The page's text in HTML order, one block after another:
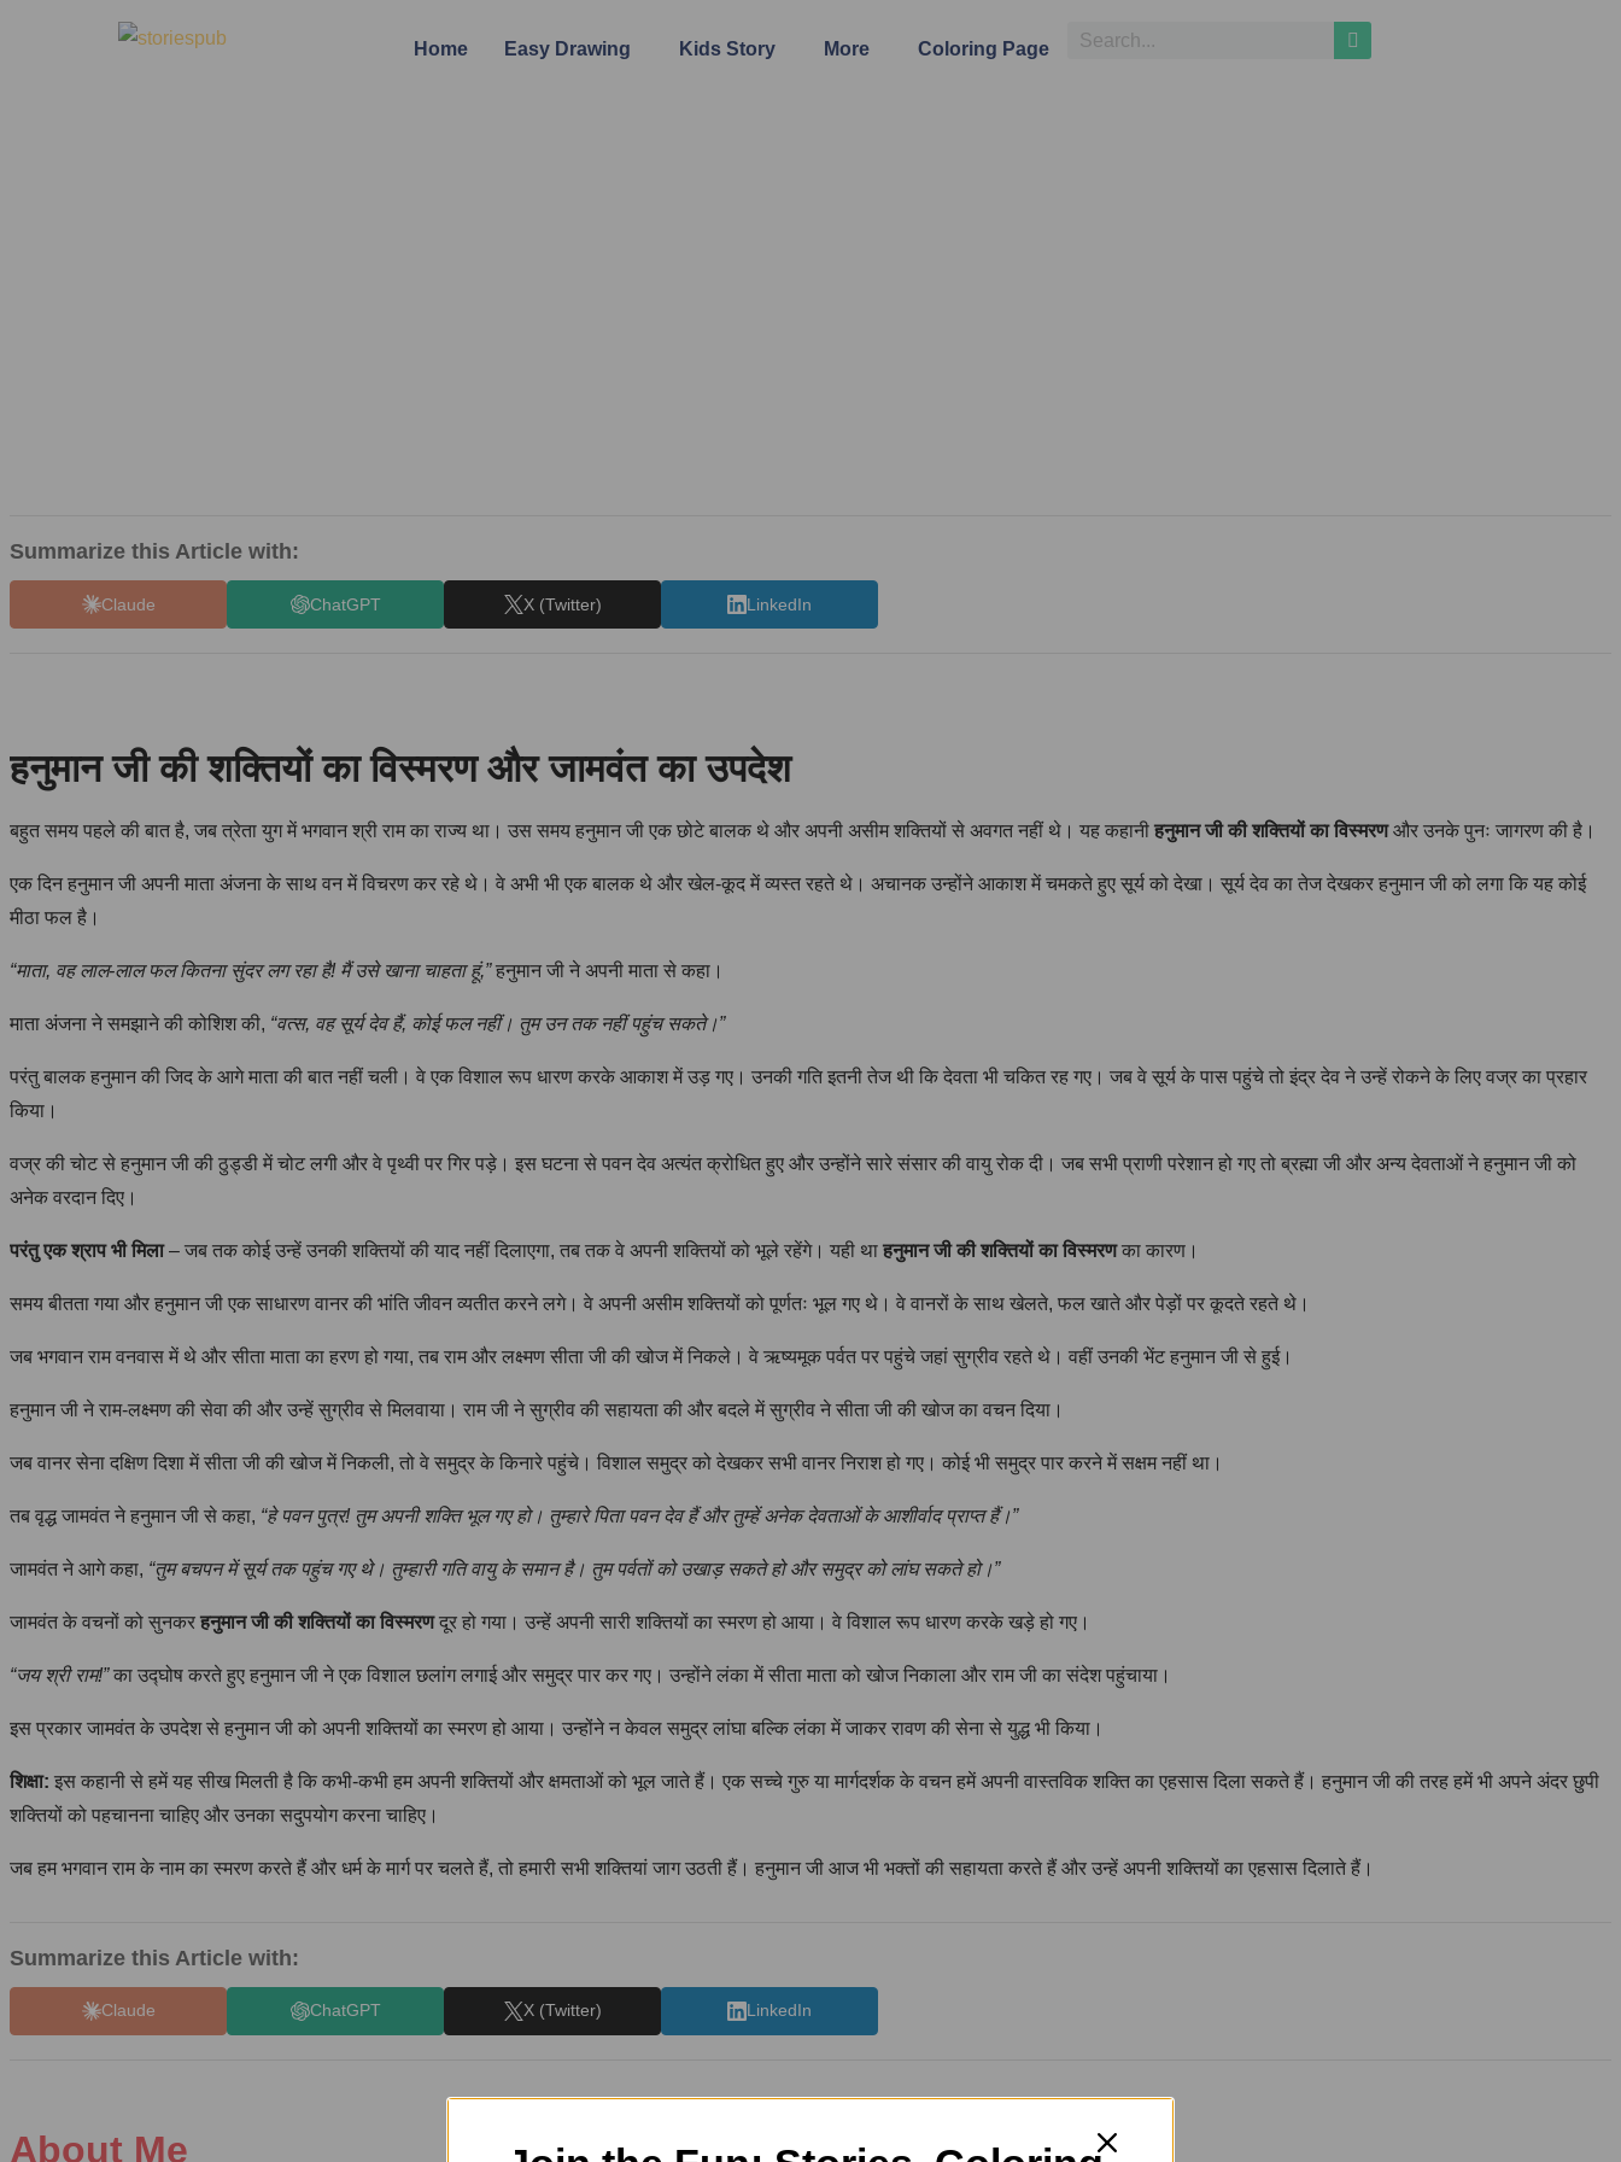
Home Easy Drawing Kids Story More Coloring Page
Summarize this Article with:
Claude ChatGPT X (Twitter) LinkedIn
हनुमान जी की शक्तियों का विस्मरण और जामवंत का उपदेश
बहुत समय पहले की बात है, जब त्रेता युग में भगवान श्री राम का राज्य था। उस समय हनुमान जी एक छोटे बालक थे और अपनी असीम शक्तियों से अवगत नहीं थे। यह कहानी हनुमान जी की शक्तियों का विस्मरणऔर उनके पुनः जागरण की है।
एक दिन हनुमान जी अपनी माता अंजना के साथ वन में विचरण कर रहे थे। वे अभी भी एक बालक थे और खेल-कूद में व्यस्त रहते थे। अचानक उन्होंने आकाश में चमकते हुए सूर्य को देखा। सूर्य देव का तेज देखकर हनुमान जी को लगा कि यह कोई
मीठा फल है।
“माता, वह लाल-लाल फल कितना सुंदर लग रहा है! मैं उसे खाना चाहता हूं,”हनुमान जी ने अपनी माता से कहा।
माता अंजना ने समझाने की कोशिश की, “वत्स, वह सूर्य देव हैं, कोई फल नहीं। तुम उन तक नहीं पहुंच सकते।”
परंतु बालक हनुमान की जिद के आगे माता की बात नहीं चली। वे एक विशाल रूप धारण करके आकाश में उड़ गए। उनकी गति इतनी तेज थी कि देवता भी चकित रह गए। जब वे सूर्य के पास पहुंचे तो इंद्र देव ने उन्हें रोकने के लिए वज्र का प्रहार
किया।
वज्र की चोट से हनुमान जी की ठुड्डी में चोट लगी और वे पृथ्वी पर गिर पड़े। इस घटना से पवन देव अत्यंत क्रोधित हुए और उन्होंने सारे संसार की वायु रोक दी। जब सभी प्राणी परेशान हो गए तो ब्रह्मा जी और अन्य देवताओं ने हनुमान जी को
अनेक वरदान दिए।
परंतु एक श्राप भी मिला– जब तक कोई उन्हें उनकी शक्तियों की याद नहीं दिलाएगा, तब तक वे अपनी शक्तियों को भूले रहेंगे। यही था हनुमान जी की शक्तियों का विस्मरणका कारण।
समय बीतता गया और हनुमान जी एक साधारण वानर की भांति जीवन व्यतीत करने लगे। वे अपनी असीम शक्तियों को पूर्णतः भूल गए थे। वे वानरों के साथ खेलते, फल खाते और पेड़ों पर कूदते रहते थे।
जब भगवान राम वनवास में थे और सीता माता का हरण हो गया, तब राम और लक्ष्मण सीता जी की खोज में निकले। वे ऋष्यमूक पर्वत पर पहुंचे जहां सुग्रीव रहते थे। वहीं उनकी भेंट हनुमान जी से हुई।
हनुमान जी ने राम-लक्ष्मण की सेवा की और उन्हें सुग्रीव से मिलवाया। राम जी ने सुग्रीव की सहायता की और बदले में सुग्रीव ने सीता जी की खोज का वचन दिया।
जब वानर सेना दक्षिण दिशा में सीता जी की खोज में निकली, तो वे समुद्र के किनारे पहुंचे। विशाल समुद्र को देखकर सभी वानर निराश हो गए। कोई भी समुद्र पार करने में सक्षम नहीं था।
तब वृद्ध जामवंत ने हनुमान जी से कहा, “हे पवन पुत्र! तुम अपनी शक्ति भूल गए हो। तुम्हारे पिता पवन देव हैं और तुम्हें अनेक देवताओं के आशीर्वाद प्राप्त हैं।”
जामवंत ने आगे कहा, “तुम बचपन में सूर्य तक पहुंच गए थे। तुम्हारी गति वायु के समान है। तुम पर्वतों को उखाड़ सकते हो और समुद्र को लांघ सकते हो।”
जामवंत के वचनों को सुनकर हनुमान जी की शक्तियों का विस्मरणदूर हो गया। उन्हें अपनी सारी शक्तियों का स्मरण हो आया। वे विशाल रूप धारण करके खड़े हो गए।
“जय श्री राम!”का उद्घोष करते हुए हनुमान जी ने एक विशाल छलांग लगाई और समुद्र पार कर गए। उन्होंने लंका में सीता माता को खोज निकाला और राम जी का संदेश पहुंचाया।
इस प्रकार जामवंत के उपदेश से हनुमान जी को अपनी शक्तियों का स्मरण हो आया। उन्होंने न केवल समुद्र लांघा बल्कि लंका में जाकर रावण की सेना से युद्ध भी किया।
शिक्षा: इस कहानी से हमें यह सीख मिलती है कि कभी-कभी हम अपनी शक्तियों और क्षमताओं को भूल जाते हैं। एक सच्चे गुरु या मार्गदर्शक के वचन हमें अपनी वास्तविक शक्ति का एहसास दिला सकते हैं। हनुमान जी की तरह हमें भी अपने अंदर छुपी
शक्तियों को पहचानना चाहिए और उनका सदुपयोग करना चाहिए।
जब हम भगवान राम के नाम का स्मरण करते हैं और धर्म के मार्ग पर चलते हैं, तो हमारी सभी शक्तियां जाग उठती हैं। हनुमान जी आज भी भक्तों की सहायता करते हैं और उन्हें अपनी शक्तियों का एहसास दिलाते हैं।
Summarize this Article with:
Claude ChatGPT X (Twitter) LinkedIn
About Me